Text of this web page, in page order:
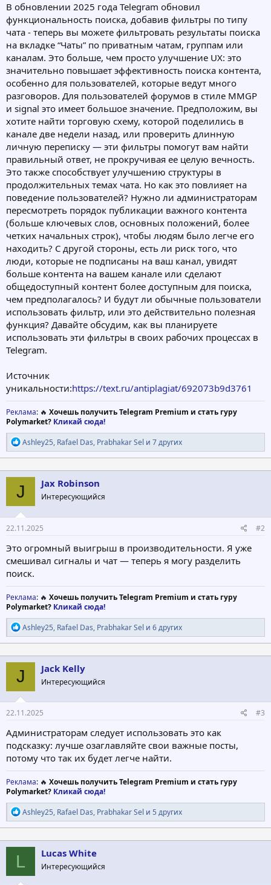
а
В обновлении 2025 года Telegram обновил
функциональность поиска, добавив фильтры по типу
чата - теперь вы можете фильтровать результаты поиска
на вкладке “Чаты” по приватным чатам, группам или
каналам. Это больше, чем просто улучшение UX: это
значительно повышает эффективность поиска контента,
особенно для пользователей, которые ведут много
разговоров. Для пользователей форумов в стиле MMGP
и signal это имеет большое значение. Предположим, вы
хотите найти торговую схему, которой поделились в
канале две недели назад, или проверить длинную
личную переписку — эти фильтры помогут вам найти
правильный ответ, не прокручивая ее целую вечность.
Это также способствует улучшению структуры в
продолжительных темах чата. Но как это повлияет на
поведение пользователей? Нужно ли администраторам
пересмотреть порядок публикации важного контента
(больше ключевых слов, основных положений, более
четких начальных строк), чтобы людям было легче его
находить? С другой стороны, есть ли риск того, что
люди, которые не подписаны на ваш канал, увидят
больше контента на вашем канале или сделают
общедоступный контент более доступным для поиска,
чем предполагалось? И будут ли обычные пользователи
использовать фильтр, или это действительно полезная
функция? Давайте обсудим, как вы планируете
использовать эти фильтры в своих рабочих процессах в
Telegram.
Источник
уникальности:https://text.ru/antiplagiat/692073b9d3761
Реклама: 🔥 Хочешь получить Telegram Premium и стать гуру
Polymarket? Кликай сюда!
Р
е
а
к
ц
и
и
:
Ashley25, Rafael Das, Prabhakar Sel и 7 других
J Jax Robinson
Интересующийся
22.11.2025 #2
Это огромный выигрыш в производительности. Я уже
смешивал сигналы и чат — теперь я могу разделить
поиск.
Реклама: 🔥 Хочешь получить Telegram Premium и стать гуру
Polymarket? Кликай сюда!
Р
е
а
к
ц
и
и
:
Ashley25, Rafael Das, Prabhakar Sel и 6 других
J Jack Kelly
Интересующийся
22.11.2025 #3
Администраторам следует использовать это как
подсказку: лучше озаглавляйте свои важные посты,
потому что так их будет легче найти.
Реклама: 🔥 Хочешь получить Telegram Premium и стать гуру
Polymarket? Кликай сюда!
Р
е
а
к
ц
и
:
Ashley25, Rafael Das, Prabhakar Sel и 5 других
L Lucas White
Интересующийся